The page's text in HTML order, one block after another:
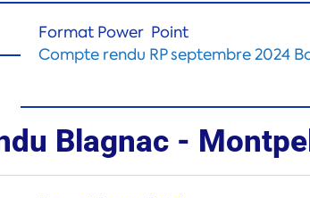
Format Power Point
Compte rendu RP septembre 2024
Blagnac -